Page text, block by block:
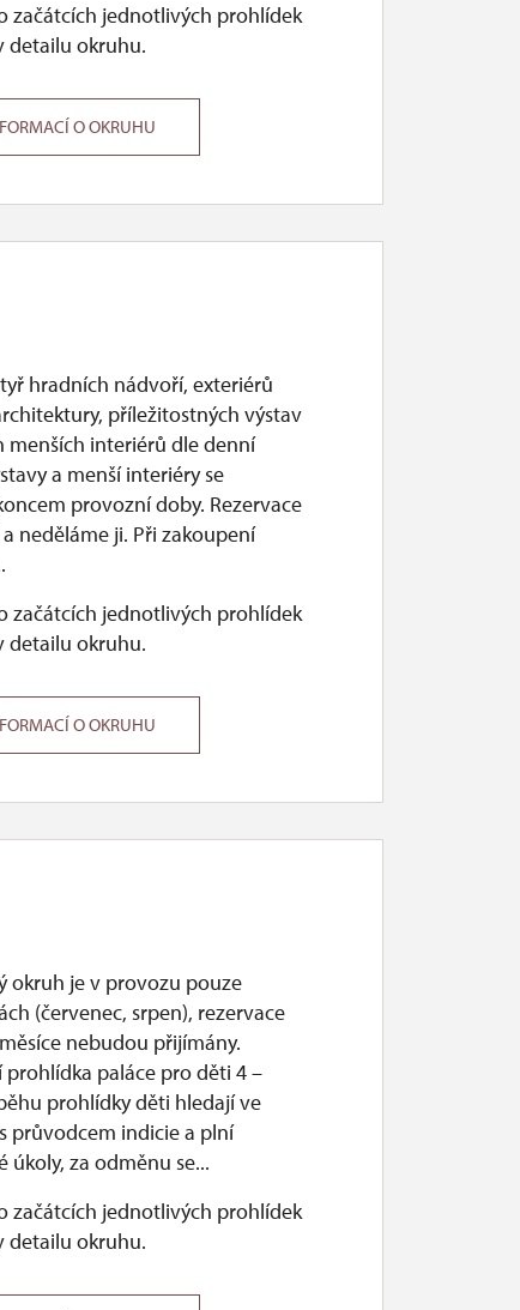
začátcích jednotlivých prohlídek
detailu okruhu.
O OKRUHU
hradních nádvoří, exteriérů
příležitostných výstav
menších interiérů dle denní
a menší interiéry se
provozní doby. Rezervace
neděláme ji. Při zakoupení
začátcích jednotlivých prohlídek
detailu okruhu.
O OKRUHU
okruh je v provozu pouze
(červenec, srpen), rezervace
nebudou přijímány.
paláce pro děti 4 –
prohlídky děti hledají ve
průvodcem indicie a plní
úkoly, za odměnu se...
začátcích jednotlivých prohlídek
detailu okruhu.